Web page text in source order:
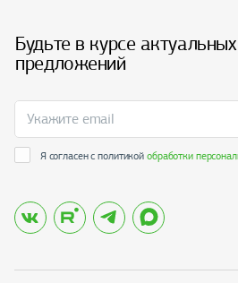
Будьте в курсе
предложений
Я согласен с политикойобработки